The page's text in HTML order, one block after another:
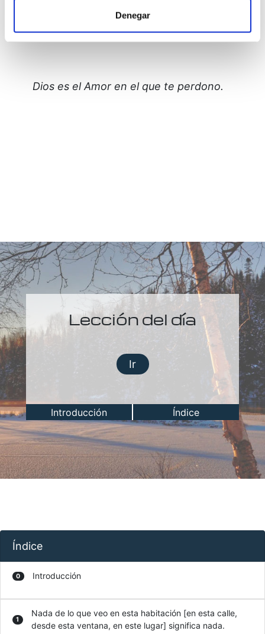
Denegar
cualquier reacción negativa hacia alguien, tanto
si esa persona está presente como si no. En tal
caso, dile silenciosamente:
Dios es el Amor en el que te perdono.
Lección del día
Ir
Introducción Índice
Índice
0 Introducción
1
Nada de lo que veo en esta habitación [en esta calle,
desde esta ventana, en este lugar] significa nada.